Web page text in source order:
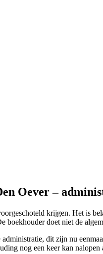
Oever –
krijgen. Het is
doet niet de
dit zijn nu
nog een keer kan